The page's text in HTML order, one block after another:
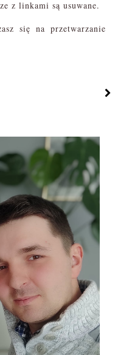
z linkami są usuwane.
się na przetwarzanie